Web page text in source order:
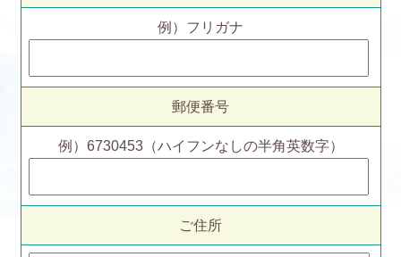
例）フリガナ
郵便番号
例）6730453（ハイフンなしの半角英数字）
ご住所